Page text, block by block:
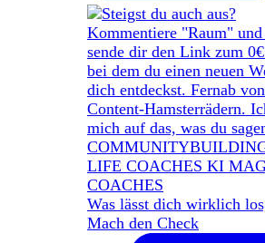
Was lässt dich wirklich
Mach den Check